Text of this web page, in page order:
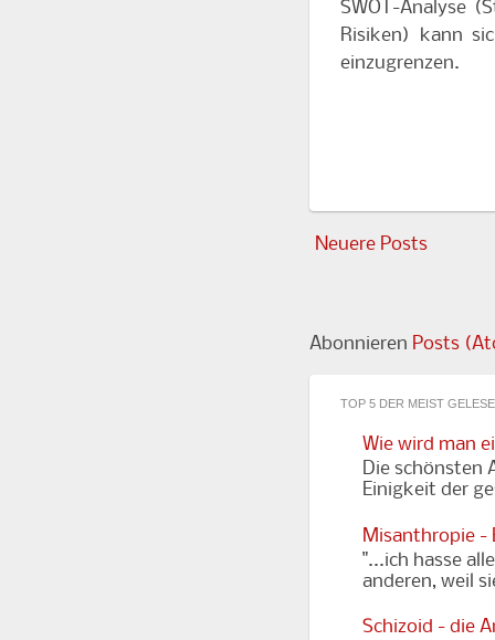
SWOT-Analyse
Risiken) kann
einzugrenzen.
Neuere Posts
Abonnieren Posts
TOP 5 DER MEIST
Wie wird man
Die schönsten
Einigkeit der
Misanthropie -
"...ich hasse
anderen, weil
Schizoid - die